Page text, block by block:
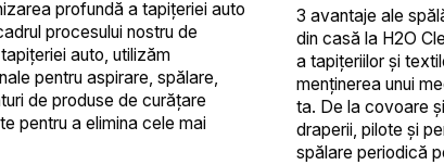
profundă a tapițeriei auto
procesului nostru de
auto, utilizăm
pentru aspirare, spălare,
de produse de curățare
pentru a elimina cele mai
3 avantaje ale
din casă la H2O
a tapițeriilor și
menținerea unui
ta. De la covoare
draperii, pilote și
spălare periodică